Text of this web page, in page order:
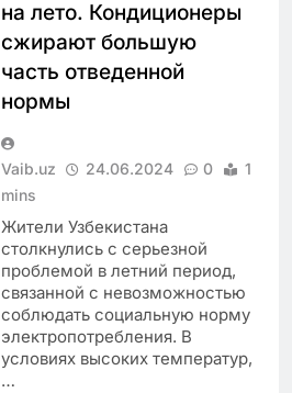
на лето. Кондиционеры
сжирают большую
часть отведенной
нормы
Vaib.uz 24.06.2024 0
1
mins
Жители Узбекистана
столкнулись с серьезной
проблемой в летний период,
связанной с невозможностью
соблюдать социальную норму
электропотребления. В
условиях высоких температур,
…